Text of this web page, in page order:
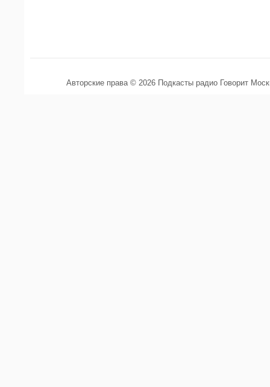
Авторские права © 2026 Подкасты радио Говорит